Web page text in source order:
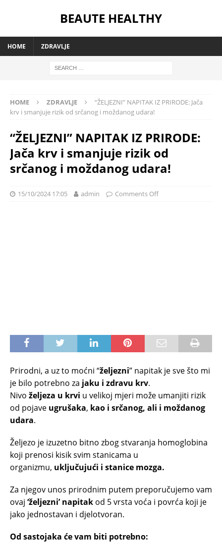
BEAUTE HEALTHY
HOME ZDRAVLJE
HOME ZDRAVLJE
“ŽELJEZNI” NAPITAK IZ PRIRODE: Jača
krv i smanjuje rizik od srčanog i moždanog udara!
“ŽELJEZNI” NAPITAK IZ PRIRODE:
Jača krv i smanjuje rizik od
srčanog i moždanog udara!
15/10/2024 17:05 admin Comments Off
Prirodni, a uz to moćni “željezni” napitak je sve što mi
je bilo potrebno za jaku i zdravu krv.
Nivo željeza u krvi u velikoj mjeri može umanjiti rizik
od pojave ugrušaka, kao i srčanog, ali i moždanog
udara.
Željezo je izuzetno bitno zbog stvaranja homoglobina
koji prenosi kisik svim stanicama u
organizmu, uključujući i stanice mozga.
Za njegov unos prirodnim putem preporučujemo vam
ovaj ‘željezni’ napitak od 5 vrsta voća i povrća koji je
jako jednostavan i djelotvoran.
Od sastojaka će vam biti potrebno: